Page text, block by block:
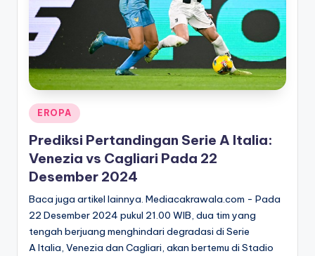
Posted
in
EROPA
Prediksi Pertandingan Serie A Italia:
Venezia vs Cagliari Pada 22
Desember 2024
Baca juga artikel lainnya. Mediacakrawala.com - Pada
22 Desember 2024 pukul 21.00 WIB, dua tim yang
tengah berjuang menghindari degradasi di Serie
A Italia, Venezia dan Cagliari, akan bertemu di Stadio